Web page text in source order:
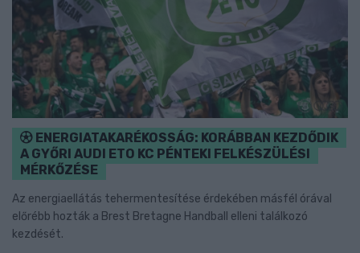
ENERGIATAKARÉKOSSÁG: KORÁBBAN KEZDŐDIK
A GYŐRI AUDI ETO KC PÉNTEKI FELKÉSZÜLÉSI
MÉRKŐZÉSE
Az energiaellátás tehermentesítése érdekében másfél órával
előrébb hozták a Brest Bretagne Handball elleni találkozó
kezdését.